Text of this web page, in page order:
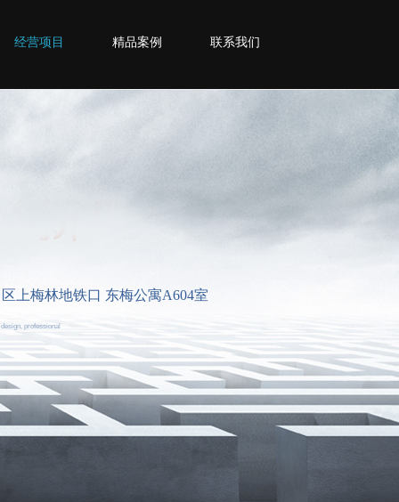
上梅林地铁口 东梅公寓A604室
professional
经营项目 精品案例 联系我们